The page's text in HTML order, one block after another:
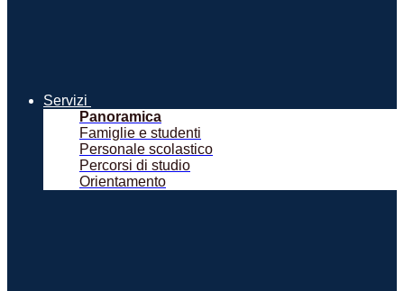
Servizi
Panoramica
Famiglie e studenti
Personale scolastico
Percorsi di studio
Orientamento